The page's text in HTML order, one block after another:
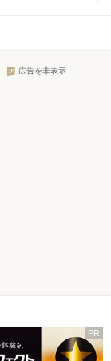
広告を非表示
PR